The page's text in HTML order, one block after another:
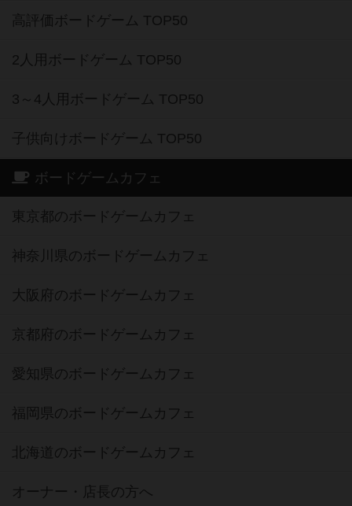
高評価ボードゲーム TOP50
2人用ボードゲーム TOP50
3～4人用ボードゲーム TOP50
子供向けボードゲーム TOP50
ボードゲームカフェ
東京都のボードゲームカフェ
神奈川県のボードゲームカフェ
大阪府のボードゲームカフェ
京都府のボードゲームカフェ
愛知県のボードゲームカフェ
福岡県のボードゲームカフェ
北海道のボードゲームカフェ
オーナー・店長の方へ